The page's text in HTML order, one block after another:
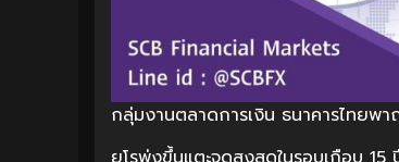
กลุ่มงานตลาดการเงิน ธนาคารไทยพ